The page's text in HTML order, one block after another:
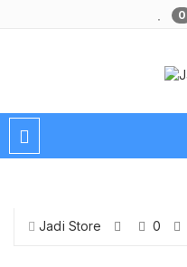
0
Jadi Store 0